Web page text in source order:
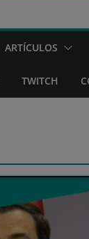
ARTÍCULOS
TWITCH